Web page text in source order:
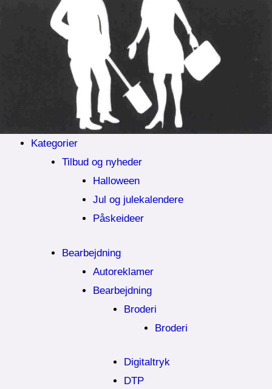
Kategorier
Tilbud og nyheder
Halloween
Jul og julekalendere
Påskeideer
Bearbejdning
Autoreklamer
Bearbejdning
Broderi
Broderi
Digitaltryk
DTP